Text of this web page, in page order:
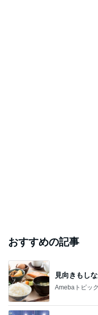
おすすめの記事
見向きもし
Amebaトピッ